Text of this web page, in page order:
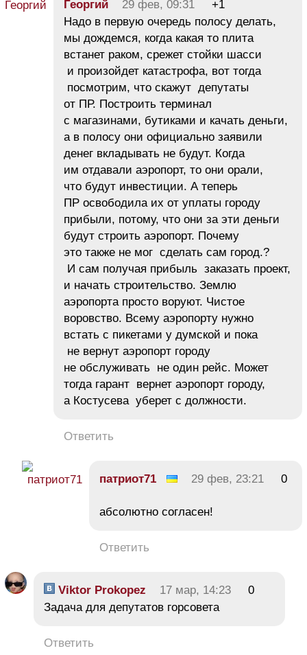
Георгий 29 фев, 09:31
+1
Надо в первую очередь полосу делать,
мы дождемся, когда какая то плита
встанет раком, срежет стойки шасси
и произойдет катастрофа, вот тогда
посмотрим, что скажут депутаты
от ПР. Построить терминал
с магазинами, бутиками и качать деньги,
а в полосу они официально заявили
денег вкладывать не будут. Когда
им отдавали аэропорт, то они орали,
что будут инвестиции. А теперь
ПР освободила их от уплаты городу
прибыли, потому, что они за эти деньги
будут строить аэропорт. Почему
это также не мог сделать сам город.?
И сам получая прибыль заказать проект,
и начать строительство. Землю
аэропорта просто воруют. Чистое
воровство. Всему аэропорту нужно
встать с пикетами у думской и пока
не вернут аэропорт городу
не обслуживать не один рейс. Может
тогда гарант вернет аэропорт городу,
а Костусева уберет с должности.
Ответить
патриот71 29 фев, 23:21 0
абсолютно согласен!
Ответить
Viktor Prokopez 17 мар, 14:23
0
Задача для депутатов горсовета
Ответить